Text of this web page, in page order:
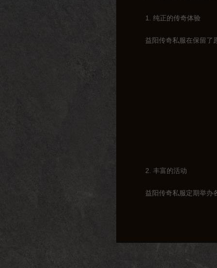
1. 纯正的传奇体验
益阳传奇私服在保留了
2. 丰富的活动
益阳传奇私服定期举办